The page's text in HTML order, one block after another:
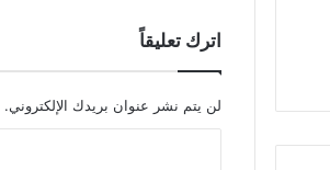
اترك تعليقاً
لن يتم نشر عنوان بريدك الإلكتروني.